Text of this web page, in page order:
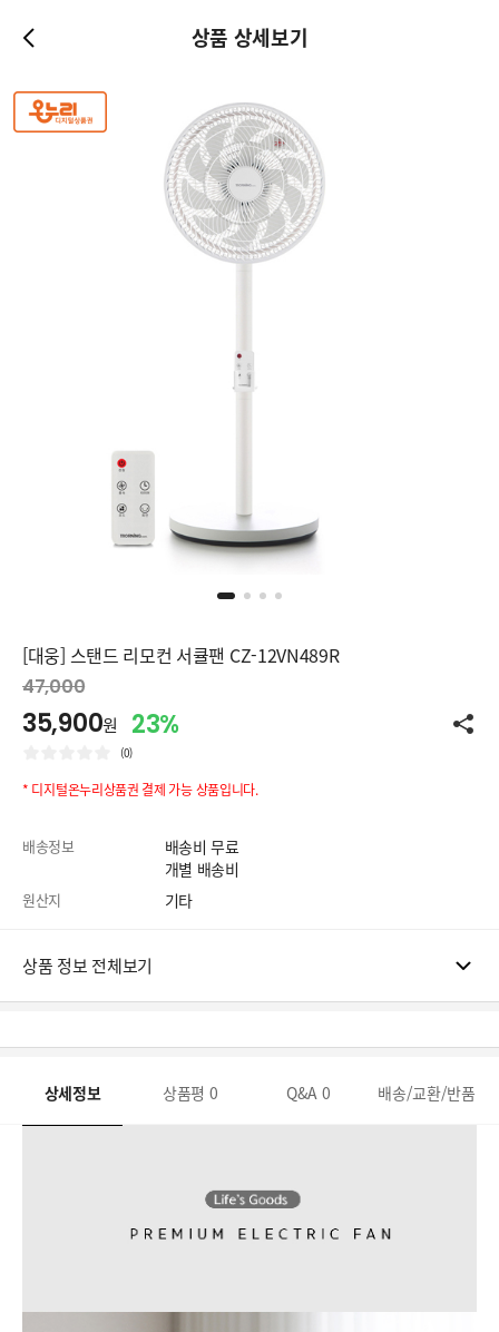
상품 상세보기
[대웅] 스탠드 리모컨 서큘팬 CZ-12VN489R
47,000
35,900원 23%
(0)
* 디지털온누리상품권 결제 가능 상품입니다.
배송정보
배송비 무료
개별 배송비
원산지 기타
상품 정보 전체보기
상세정보 상품평 0 Q&A 0 배송/교환/반품